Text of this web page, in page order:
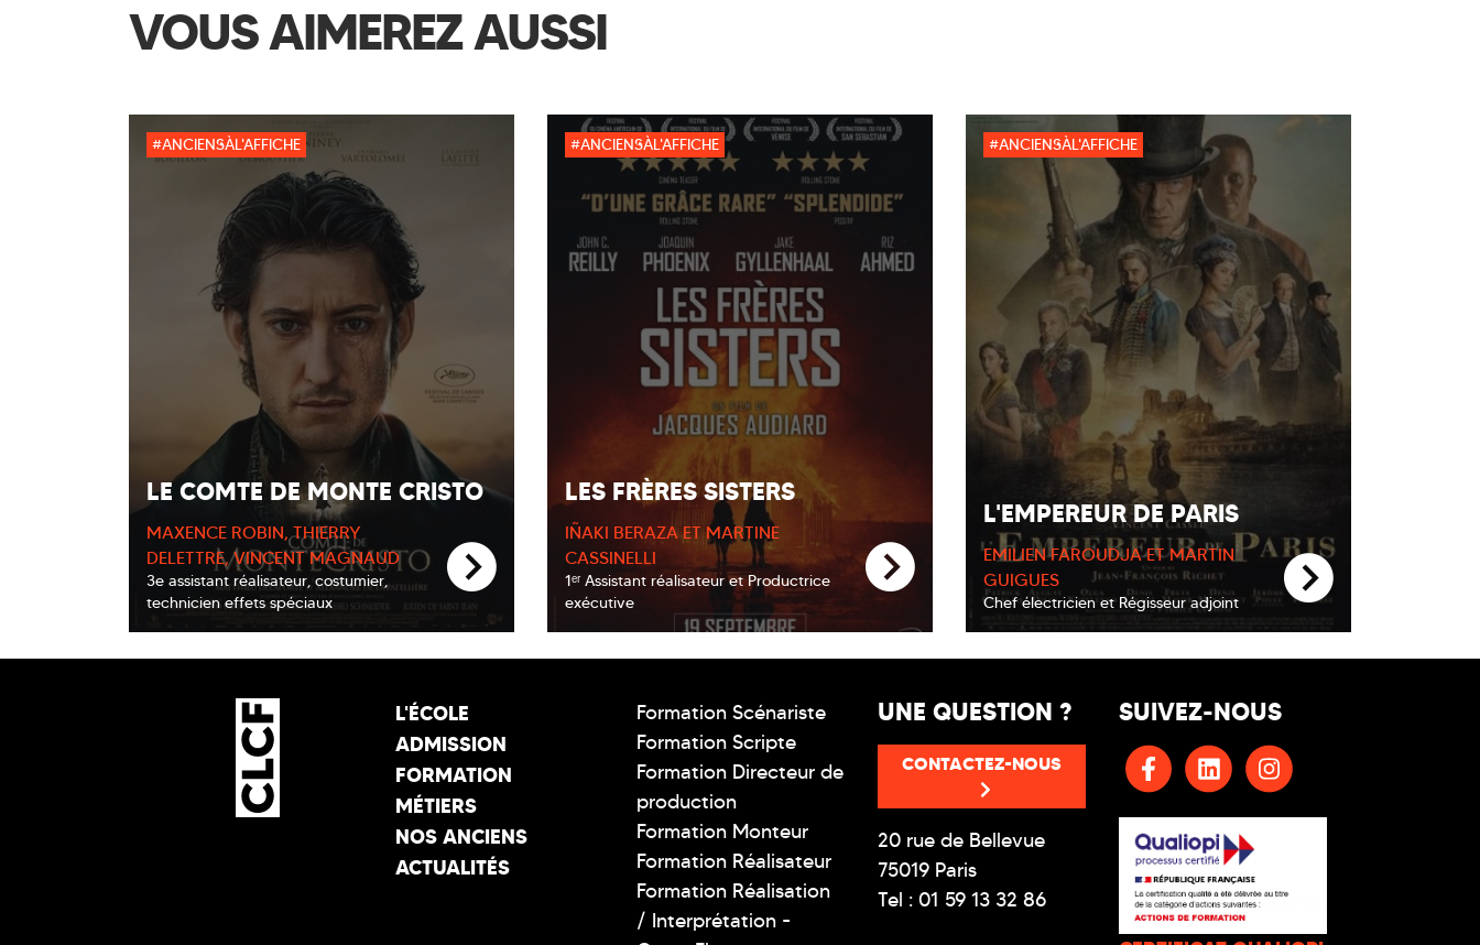
VOUS AIMEREZ AUSSI
#ANCIENSÀL'AFFICHE
LE COMTE DE MONTE CRISTO
MAXENCE ROBIN, THIERRY
DELETTRE, VINCENT MAGNAUD
3e assistant réalisateur, costumier,
technicien effets spéciaux
#ANCIENSÀL'AFFICHE
LES FRÈRES SISTERS
IÑAKI BERAZA ET MARTINE
CASSINELLI
1ᵉʳ Assistant réalisateur et Productrice
exécutive
#ANCIENSÀL'AFFICHE
L'EMPEREUR DE PARIS
EMILIEN FAROUDJA ET MARTIN
GUIGUES
Chef électricien et Régisseur adjoint
L'ÉCOLE
ADMISSION
FORMATION
MÉTIERS
NOS ANCIENS
ACTUALITÉS
Formation Scénariste
Formation Scripte
Formation Directeur de
production
Formation Monteur
Formation Réalisateur
Formation Réalisation
/ Interprétation -
UNE QUESTION ?
CONTACTEZ-NOUS
20 rue de Bellevue
75019 Paris
Tel : 01 59 13 32 86
SUIVEZ-NOUS